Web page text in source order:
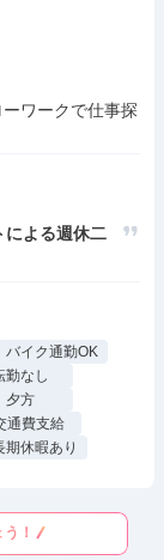
ワークで仕事探
による週休二
バイク通勤OK
勤なし
夕方
通費支給
期休暇あり
！